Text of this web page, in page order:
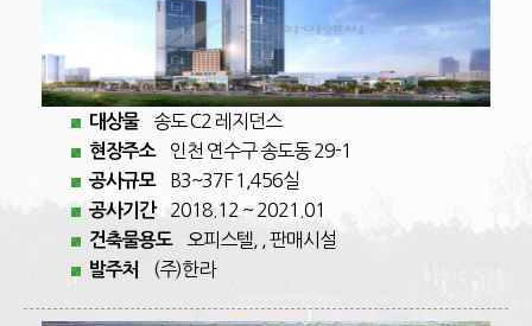
대상물 송도 C2 레지던스
현장주소 인천 연수구 송도동 29-1
공사규모 B3~37F 1,456실
공사기간 2018.12 ~ 2021.01
건축물용도 오피스텔, , 판매시설
발주처 (주)한라